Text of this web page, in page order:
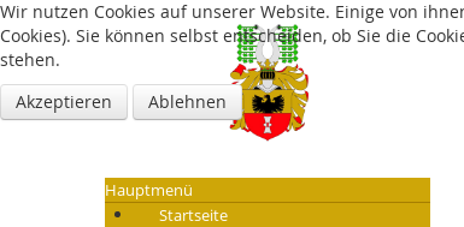
Hauptmenü
Startseite
Wir nutzen Cookies auf unserer Website. Einige von
Cookies). Sie können selbst entscheiden, ob Sie die
stehen.
Akzeptieren
Ablehnen